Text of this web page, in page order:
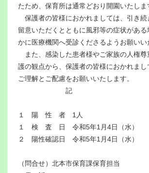
たため、保育所は通常どおり開園いたしま
保護者の皆様におかれましては、引き続
留意いただくとともに風邪等の症状があ
かに医療機関へ受診くださるようお願いい
また、感染した患者様やご家族の人権尊
護の観点から、保護者の皆様におかれま
ご理解とご配慮をお願いいたします。
記
１ 陽 性 者 1人
１ 検 査 日 令和5年1月4日（水）
２ 陽性確認日 令和5年1月4日（水）
（問合せ）北本市保育課保育担当